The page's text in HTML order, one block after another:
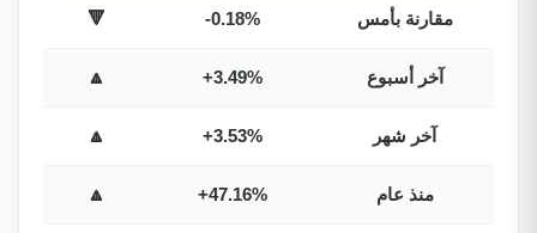
مقارنة بأمس -0.18%
🔻
آخر أسبوع +3.49%
🔼
آخر شهر +3.53%
🔼
منذ عام +47.16%
🔼